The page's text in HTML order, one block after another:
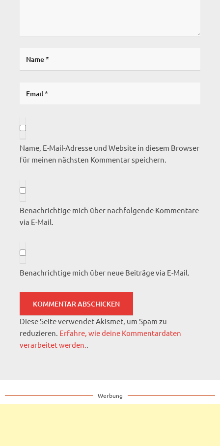
Name, E-Mail-Adresse und Website in diesem Browser
für meinen nächsten Kommentar speichern.
Benachrichtige mich über nachfolgende Kommentare
via E-Mail.
Benachrichtige mich über neue Beiträge via E-Mail.
Diese Seite verwendet Akismet, um Spam zu
reduzieren. Erfahre, wie deine Kommentardaten
verarbeitet werden..
Werbung